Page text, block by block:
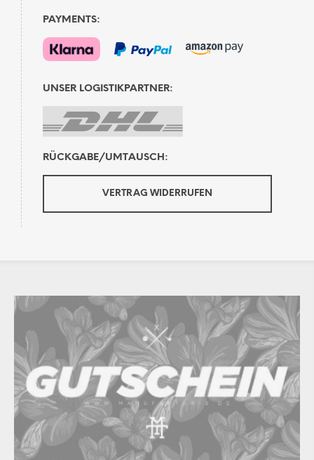
PAYMENTS:
UNSER LOGISTIKPARTNER:
RÜCKGABE/UMTAUSCH:
VERTRAG WIDERRUFEN